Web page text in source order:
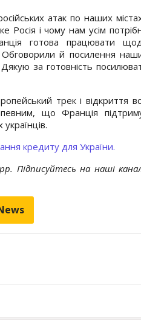
атак по наших
і чому нам усім
готова працювати
Обговорили й посилення
за готовність
трек і відкриття
що Франція
кредиту для України.
Підписуйтесь на наші